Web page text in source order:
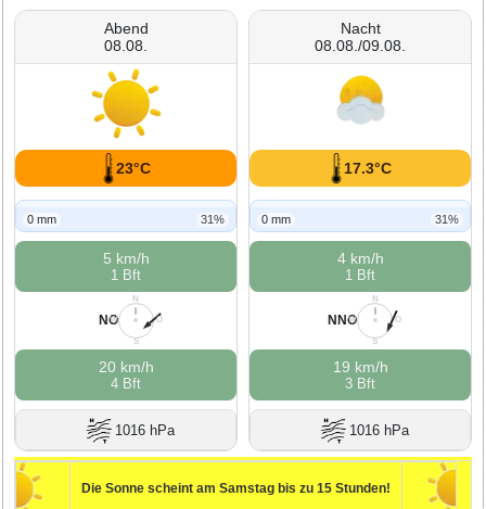
Abend
08.08.
23°C
0 mm 31%
5 km/h
1 Bft
N
O
S
W
NO
20 km/h
4 Bft
1016 hPa
Nacht
08.08./09.08.
17.3°C
0 mm 31%
4 km/h
1 Bft
N
O
S
W
NNO
19 km/h
3 Bft
1016 hPa
Die Sonne scheint am Samstag bis zu 15 Stunden!